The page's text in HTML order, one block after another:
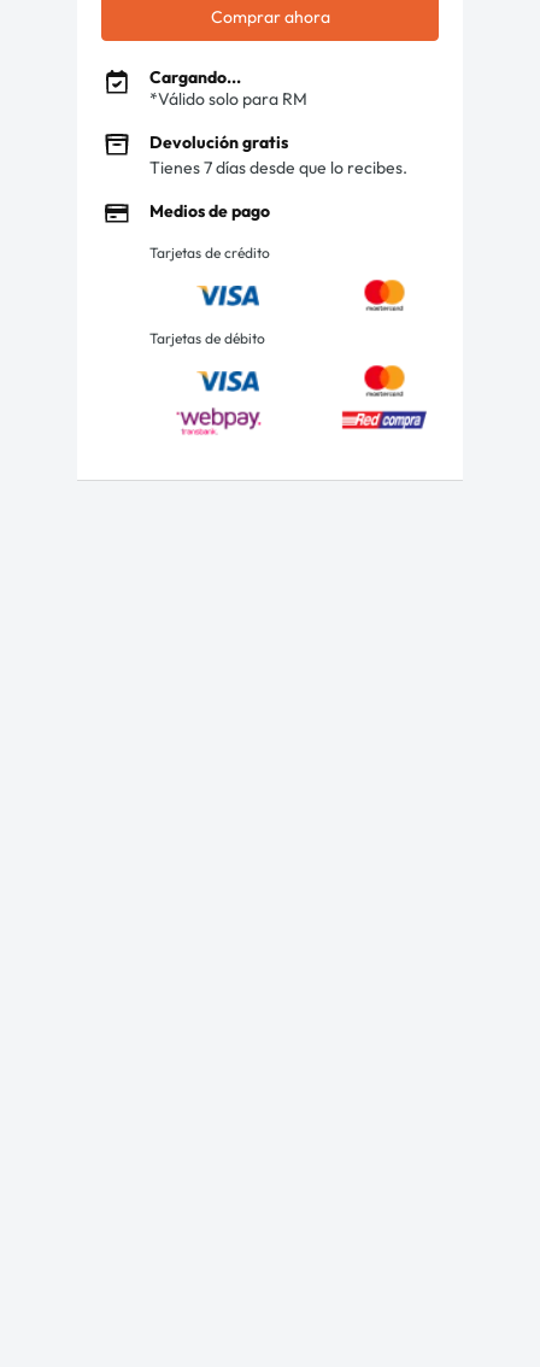
Comprar ahora
Cargando...
*Válido solo para RM
Devolución gratis
Tienes 7 días desde que lo recibes.
Medios de pago
Tarjetas de crédito
Tarjetas de débito